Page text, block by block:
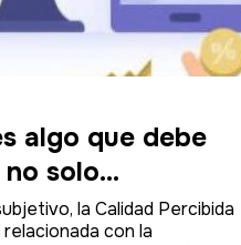
algo que debe
solo
la Calidad Percibida
con la